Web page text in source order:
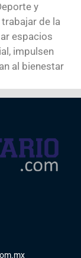
y
de la
espacios
impulsen
al bienestar